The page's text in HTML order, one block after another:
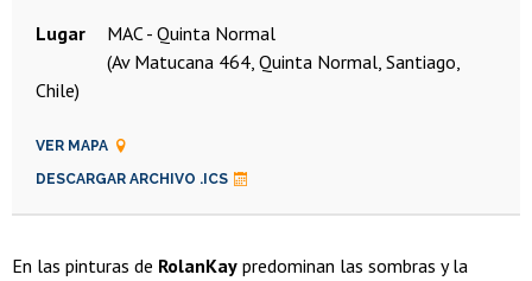
Lugar
MAC - Quinta Normal
(Av Matucana 464, Quinta Normal, Santiago,
Chile)
VER MAPA
DESCARGAR ARCHIVO .ICS
En las pinturas de RolanKay predominan las sombras y la